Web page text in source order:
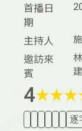
首播日
期
主持人
邀訪來
賓
4★★★
逐